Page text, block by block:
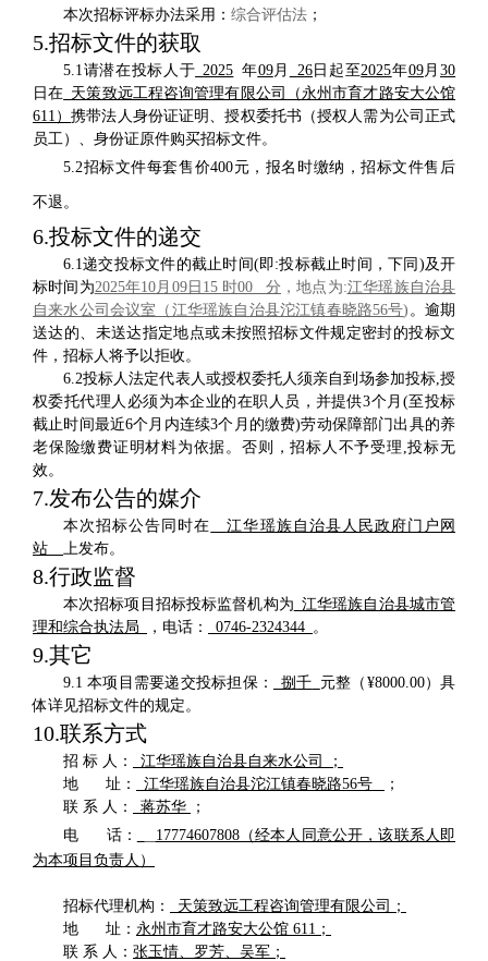
本次招标评标办法采用 ： 综合评估法 ；
5.招标文件的获取
5.1 请潜在投标人于 2025 年09月 26日 起至2025年09月30
日在 天策致远工程咨询管理有限公司（永州市育才路安大公馆
611 ）携带法人身份证证明、授权委托书（授权人需为公司正式
员工）、身份证原件购买招标文件。
5 .2招标文件每套售价400元， 报名 时缴纳，招标文件售后
不退。
6.投标文件的递交
6 .1递交投标文件的截止时间(即:投标截止时间，下同 )及开
标时间为2025年10 月 09日 15 时00 分 ，地点为:江华瑶族自治县
自来水公司会议室（江华瑶族自治县沱江镇春晓路56号) 。逾期
送达的、未送达指定地点或未按照招标文件规定密封的投标文
件，招标人将予以拒收。
6 .2投标人法定代表人或授权委托人须亲自到场参加投标, 授
权委托代理人必须为本企业的在职人员，并提供3个月 (至投标
截止时间最近6个月内连续3个月的缴费)劳动保障部门出具的养
老保险缴费证明材料为依据。否则，招标人不予受理 投标无
效。
7.发布公告的媒介
本次招标公告同时在
江华瑶族自治县人民政府门户网
站
上发布。
8.行政监督
本次招标项目招标投标监督机构为 江华瑶族自治县城市管
理和综合执法局
， 电话 ： 0746-2324344 。
9.其它
9 .1本项目需要递交投标担保： 捌千 元整（ ¥8000.00）具
体详见招标文件的规定。
10.联系方式
招 标 人： 江华瑶族自治县自来水公司
；
地
址： 江华瑶族自治县沱江镇春晓路56号
；
联 系 人： 蒋苏华
；
电
话： 17774607808（经本人同意公开，该联系人即
为本项目负责人）
招标代理机构：
天策致远工程咨询管理有限公司；
地
址： 永州市育才路安大公馆 611 ；
联 系 人： 张玉情、罗芳、吴军；